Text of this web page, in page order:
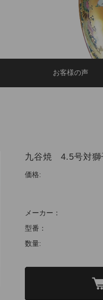
お客様の声
九谷焼 4.5号対
価格:
メーカー：
型番：
数量: